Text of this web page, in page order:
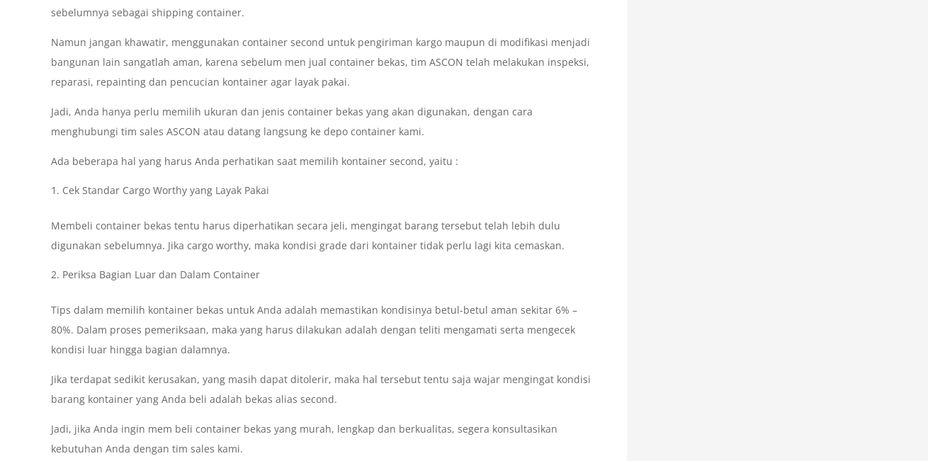
sebelumnya sebagai shipping container.
Namun jangan khawatir, menggunakan container second untuk pengiriman kargo maupun di modifikasi menjadi
bangunan lain sangatlah aman, karena sebelum men jual container bekas, tim ASCON telah melakukan inspeksi,
reparasi, repainting dan pencucian kontainer agar layak pakai.
Jadi, Anda hanya perlu memilih ukuran dan jenis container bekas yang akan digunakan, dengan cara
menghubungi tim sales ASCON atau datang langsung ke depo container kami.
Ada beberapa hal yang harus Anda perhatikan saat memilih kontainer second, yaitu :
Cek Standar Cargo Worthy yang Layak Pakai
Membeli container bekas tentu harus diperhatikan secara jeli, mengingat barang tersebut telah lebih dulu
digunakan sebelumnya. Jika cargo worthy, maka kondisi grade dari kontainer tidak perlu lagi kita cemaskan.
Periksa Bagian Luar dan Dalam Container
Tips dalam memilih kontainer bekas untuk Anda adalah memastikan kondisinya betul-betul aman sekitar 6% –
80%. Dalam proses pemeriksaan, maka yang harus dilakukan adalah dengan teliti mengamati serta mengecek
kondisi luar hingga bagian dalamnya.
Jika terdapat sedikit kerusakan, yang masih dapat ditolerir, maka hal tersebut tentu saja wajar mengingat kondisi
barang kontainer yang Anda beli adalah bekas alias second.
Jadi, jika Anda ingin mem beli container bekas yang murah, lengkap dan berkualitas, segera konsultasikan
kebutuhan Anda dengan tim sales kami.